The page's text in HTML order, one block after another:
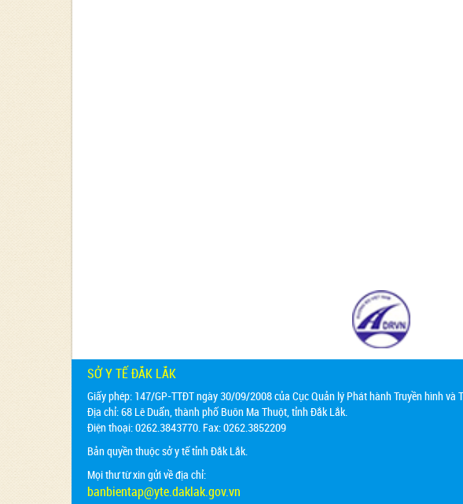
SỞ Y TẾ ĐẮK LẮK
Giấy phép: 147/GP-TTĐT ngày 30/09/2008 của Cục Quản lý Phát hành Truyền hình và
Địa chỉ:68 Lê Duẩn, thành phố Buôn Ma Thuột, tỉnh Đắk Lắk.
Điện thoại: 0262.3843770. Fax: 0262.3852209
Bản quyền thuộc sở y tế tỉnh Đắk Lắk.
Mọi thư từ xin gửi về địa chỉ:
banbientap@yte.daklak.gov.vn